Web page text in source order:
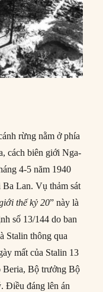
rừng nằm ở phía
cách biên giới Nga-
4-5 năm 1940
Lan. Vụ thảm sát
thế kỷ 20” này là
số 13/144 do ban
Stalin thông qua
mất của Stalin 13
Beria, Bộ trưởng Bộ
Điều đáng lên án